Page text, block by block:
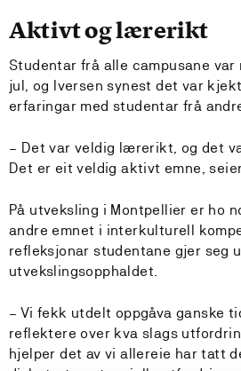
Aktivt og lærerikt
Studentar frå alle campusane var
jul, og Iversen synest det var
erfaringar med studentar frå
– Det var veldig lærerikt, og det
Det er eit veldig aktivt emne, seier
På utveksling i Montpellier er ho
andre emnet i interkulturell
refleksjonar studentane gjer seg
utvekslingsopphaldet.
– Vi fekk utdelt oppgåva ganske
reflektere over kva slags
hjelper det av vi allereie har tatt